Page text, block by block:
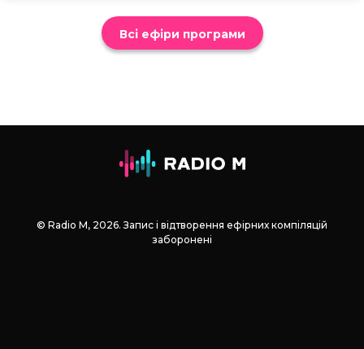
Всі ефіри програми
© Radio М, 2026. Запис і відтворення ефірних компіляцій
заборонені